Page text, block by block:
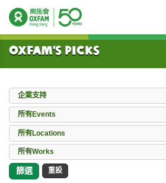
開始主要內容
Oxfam’s Picks
Donation
企業支持
Events
所有Events
Locations
所有Locations
所有Works
所有Works
篩選 重設